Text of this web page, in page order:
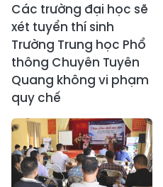
Các trường đại học sẽ
xét tuyển thí sinh
Trường Trung học Phổ
thông Chuyên Tuyên
Quang không vi phạm
quy chế